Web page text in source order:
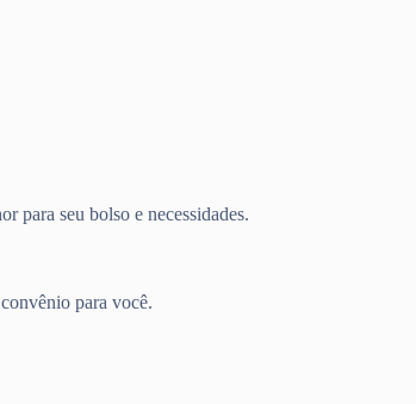
para seu bolso e necessidades.
para você.